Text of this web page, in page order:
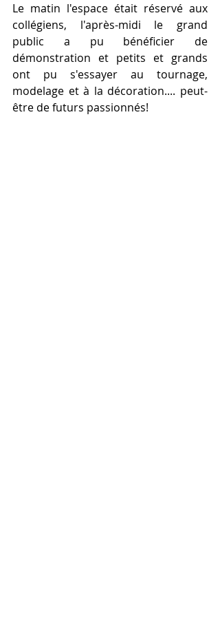
Le matin l'espace était réservé aux
collégiens, l'après-midi le grand
public a pu bénéficier de
démonstration et petits et grands
ont pu s'essayer au tournage,
modelage et à la décoration.... peut-
être de futurs passionnés!